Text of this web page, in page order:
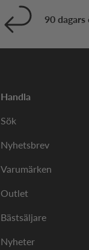
90
Handla
Sök
Nyhetsbrev
Varumärken
Outlet
Bästsäljare
Nyheter